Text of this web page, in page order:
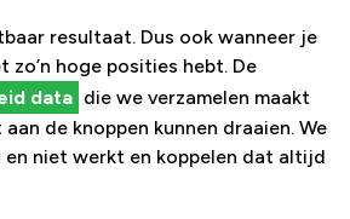
resultaat. Dus ook wanneer je
zo’n hoge posities hebt. De
data die we verzamelen maakt
de knoppen kunnen draaien. We
niet werkt en koppelen dat altijd